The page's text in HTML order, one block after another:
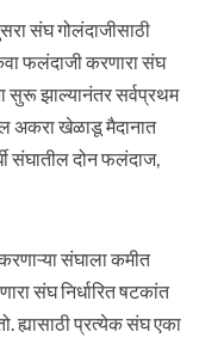
संघ गोलंदाजीसाठी
फलंदाजी करणारा संघ
सुरू झाल्यानंतर सर्वप्रथम
अकरा खेळाडू मैदानात
संघातील दोन फलंदाज,
संघाला कमीत
संघ निर्धारित षटकांत
ह्यासाठी प्रत्येक संघ एका